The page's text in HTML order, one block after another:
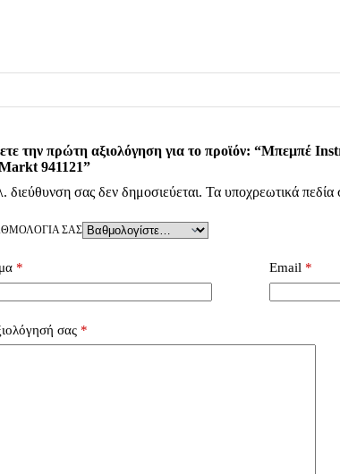
την πρώτη αξιολόγηση για το προϊόν: “Μπεμπέ
941121”
διεύθυνση σας δεν δημοσιεύεται. Τα υποχρεωτικά πεδία
ΣΑΣ
* Email*
σας *